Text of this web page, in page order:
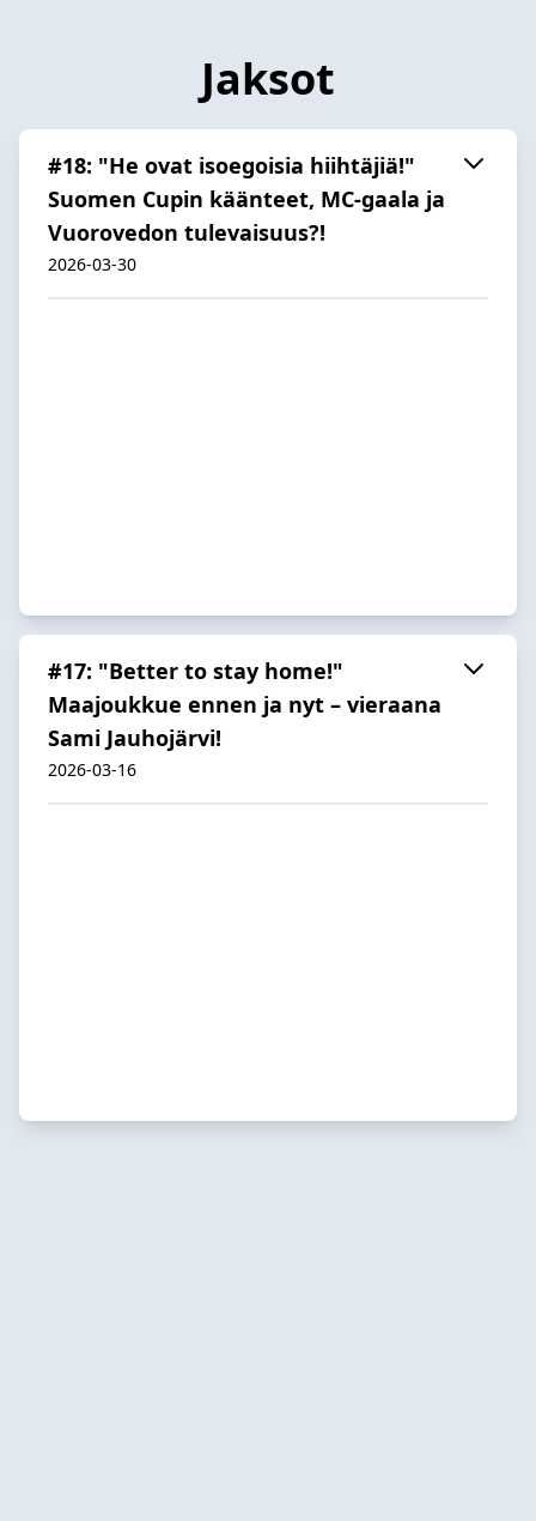
Jaksot
#18: "He ovat isoegoisia hiihtäjiä!"
Suomen Cupin käänteet, MC-gaala ja
Vuorovedon tulevaisuus?!
2026-03-30
#17: "Better to stay home!"
Maajoukkue ennen ja nyt – vieraana
Sami Jauhojärvi!
2026-03-16